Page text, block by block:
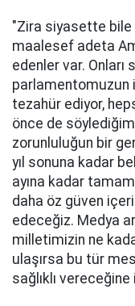
"Zira siyasette bile
maalesef adeta
edenler var. Onları
parlamentomuzun
tezahür ediyor,
önce de
zorunluluğun bir
yıl sonuna kadar
ayına kadar
daha öz güven
edeceğiz. Medya
milletimizin ne
ulaşırsa bu tür
sağlıklı vereceğine